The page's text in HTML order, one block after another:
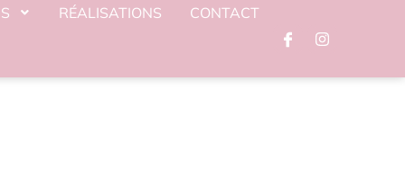
RÉALISATIONS CONTACT